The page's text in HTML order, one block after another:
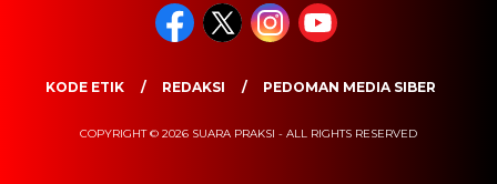
KODE ETIK REDAKSI PEDOMAN MEDIA SIBER
COPYRIGHT © 2026 SUARA PRAKSI - ALL RIGHTS RESERVED